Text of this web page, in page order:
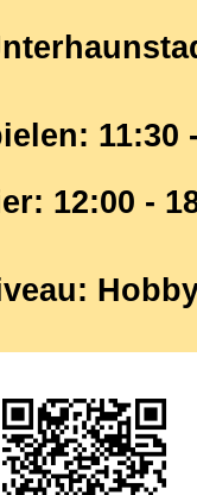
11:30
12:00 -